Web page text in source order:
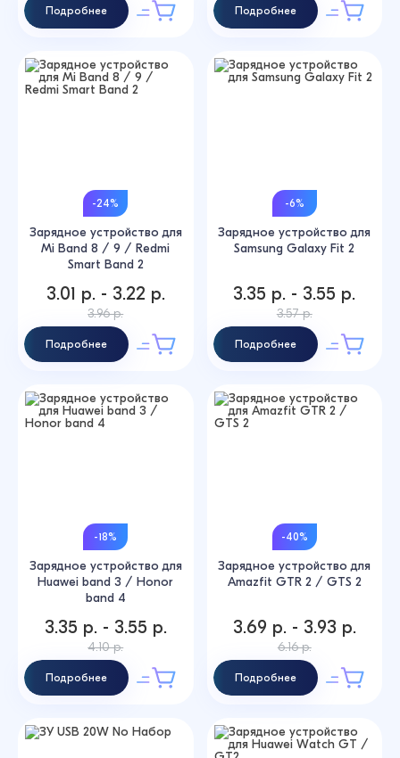
Подробнее Подробнее
-24%
Зарядное устройство для
Mi Band 8 / 9 / Redmi
Smart Band 2
3.01 р. - 3.22 р.
3.96 р.
Подробнее
-6%
Зарядное устройство для
Samsung Galaxy Fit 2
3.35 р. - 3.55 р.
3.57 р.
Подробнее
-18%
Зарядное устройство для
Huawei band 3 / Honor
band 4
3.35 р. - 3.55 р.
4.10 р.
Подробнее
-40%
Зарядное устройство для
Amazfit GTR 2 / GTS 2
3.69 р. - 3.93 р.
6.16 р.
Подробнее